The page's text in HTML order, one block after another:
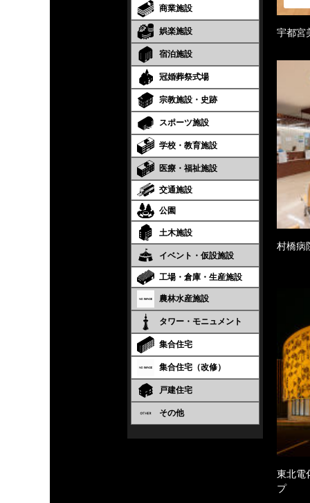
商業施設
娯楽施設
宿泊施設
冠婚葬祭式場
宗教施設・史跡
スポーツ施設
学校・教育施設
医療・福祉施設
交通施設
公園
土木施設
イベント・仮設施設
工場・倉庫・生産施設
農林水産施設
タワー・モニュメント
集合住宅
集合住宅（改修）
戸建住宅
その他
宇都宮
村橋病
東北電
プ